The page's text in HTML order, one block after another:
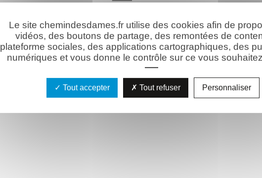
Le site chemindesdames.fr utilise des cookies afin de
vidéos, des boutons de partage, des remontées de
plateforme sociales, des applications cartographiques, des
numériques et vous donne le contrôle sur ce vous
Tout accepter Tout refuser Personnaliser